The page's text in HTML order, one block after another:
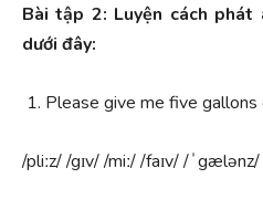
Bài tập 2: Luyện cách phát
dưới đây:
Please give me five gallons
/pliːz/ /gɪv/ /miː/ /faɪv/ /